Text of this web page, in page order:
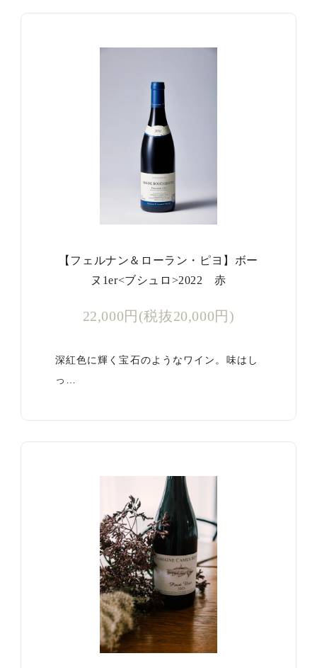
【フェルナン＆ローラン・ピヨ】ボー
ヌ1er<ブシュロ>2022 赤
22,000円(税抜20,000円)
深紅色に輝く宝石のようなワイン。味はし
っ…